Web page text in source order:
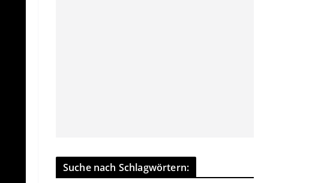
Suche nach Schlagwörtern: